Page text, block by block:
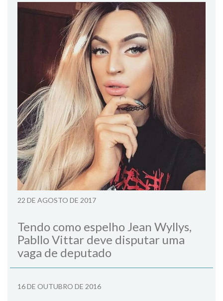
22 DE AGOSTO DE 2017
Tendo como espelho Jean Wyllys,
Pabllo Vittar deve disputar uma
vaga de deputado
16 DE OUTUBRO DE 2016